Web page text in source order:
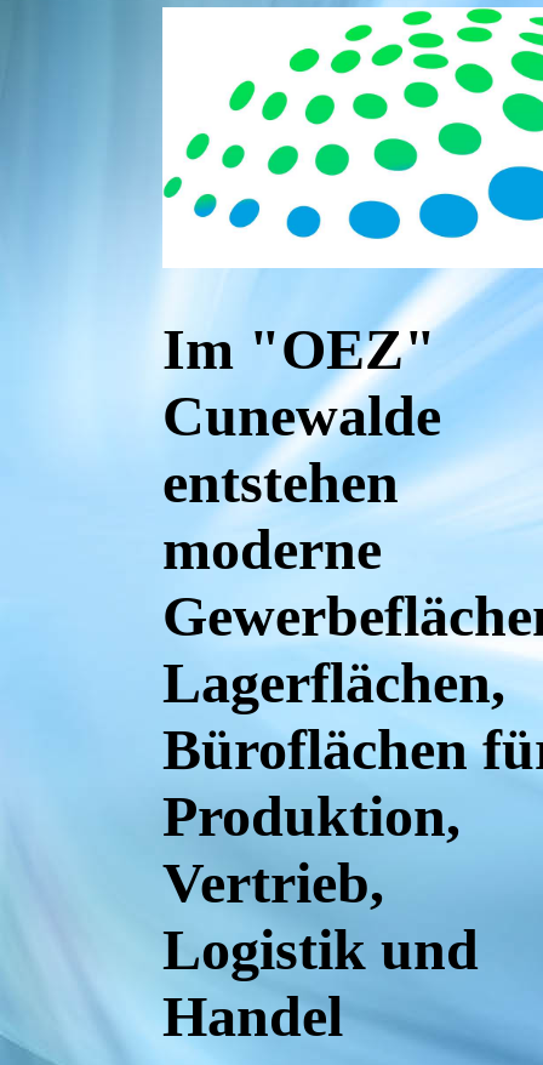
Im "OEZ"
Cunewalde
entstehen
moderne
Lagerflächen,
Büroflächen
Produktion,
Vertrieb,
Logistik und
Handel